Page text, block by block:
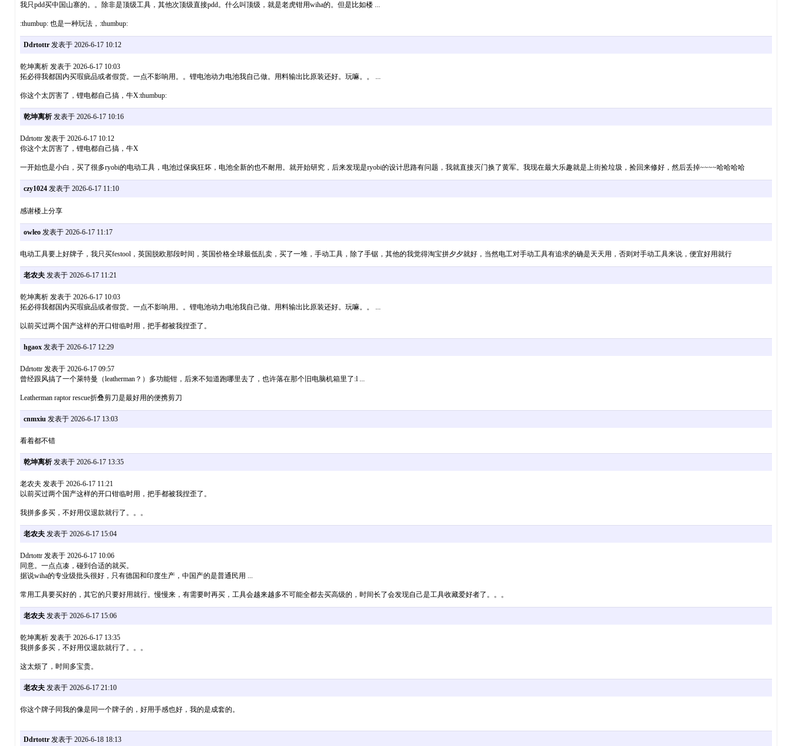
我只pdd买中国山寨的。。除非是顶级工具，其他次顶级直接pdd。什么叫顶级，就是老虎钳用wiha的。但是比如楼 ...
:thumbup: 也是一种玩法，:thumbup:
Ddrtottr发表于 2026-6-17 10:12
乾坤离析 发表于 2026-6-17 10:03
拓必得我都国内买瑕疵品或者假货。一点不影响用。。锂电池动力电池我自己做。用料输出比原装还好。玩嘛。。 ...
你这个太厉害了，锂电都自己搞，牛X:thumbup:
乾坤离析发表于 2026-6-17 10:16
Ddrtottr 发表于 2026-6-17 10:12
你这个太厉害了，锂电都自己搞，牛X
一开始也是小白，买了很多ryobi的电动工具，电池过保疯狂坏，电池全新的也不耐用。就开始研究，后来发现是ryobi的设计思路有问题，我就直接灭门换了黄军。我现在最大乐趣就是上街捡垃圾，捡回来修好，然后丢掉~~~~哈哈哈哈
czy1024发表于 2026-6-17 11:10
感谢楼上分享
owleo发表于 2026-6-17 11:17
电动工具要上好牌子，我只买festool，英国脱欧那段时间，英国价格全球最低乱卖，买了一堆，手动工具，除了手锯，其他的我觉得淘宝拼夕夕就好，当然电工对手动工具有追求的确是天天用，否则对手动工具来说，便宜好用就行
老农夫发表于 2026-6-17 11:21
乾坤离析 发表于 2026-6-17 10:03
拓必得我都国内买瑕疵品或者假货。一点不影响用。。锂电池动力电池我自己做。用料输出比原装还好。玩嘛。。 ...
以前买过两个国产这样的开口钳临时用，把手都被我捏歪了。
hgaox发表于 2026-6-17 12:29
Ddrtottr 发表于 2026-6-17 09:57
曾经跟风搞了一个萊特曼（leatherman？）多功能钳，后来不知道跑哪里去了，也许落在那个旧电脑机箱里了:l ...
Leatherman raptor rescue折叠剪刀是最好用的便携剪刀
cnmxiu 发表于 2026-6-17 13:03
看着都不错
乾坤离析发表于 2026-6-17 13:35
老农夫 发表于 2026-6-17 11:21
以前买过两个国产这样的开口钳临时用，把手都被我捏歪了。
我拼多多买，不好用仅退款就行了。。。
老农夫发表于 2026-6-17 15:04
Ddrtottr 发表于 2026-6-17 10:06
同意。一点点凑，碰到合适的就买。
据说wiha的专业级批头很好，只有德国和印度生产，中国产的是普通民用 ...
常用工具要买好的，其它的只要好用就行。慢慢来，有需要时再买，工具会越来越多不可能全都去买高级的，时间长了会发现自己是工具收藏爱好者了。。。
老农夫发表于 2026-6-17 15:06
乾坤离析 发表于 2026-6-17 13:35
我拼多多买，不好用仅退款就行了。。。
这太烦了，时间多宝贵。
老农夫发表于 2026-6-17 21:10
你这个牌子同我的像是同一个牌子的，好用手感也好，我的是成套的。
Ddrtottr发表于 2026-6-18 18:13